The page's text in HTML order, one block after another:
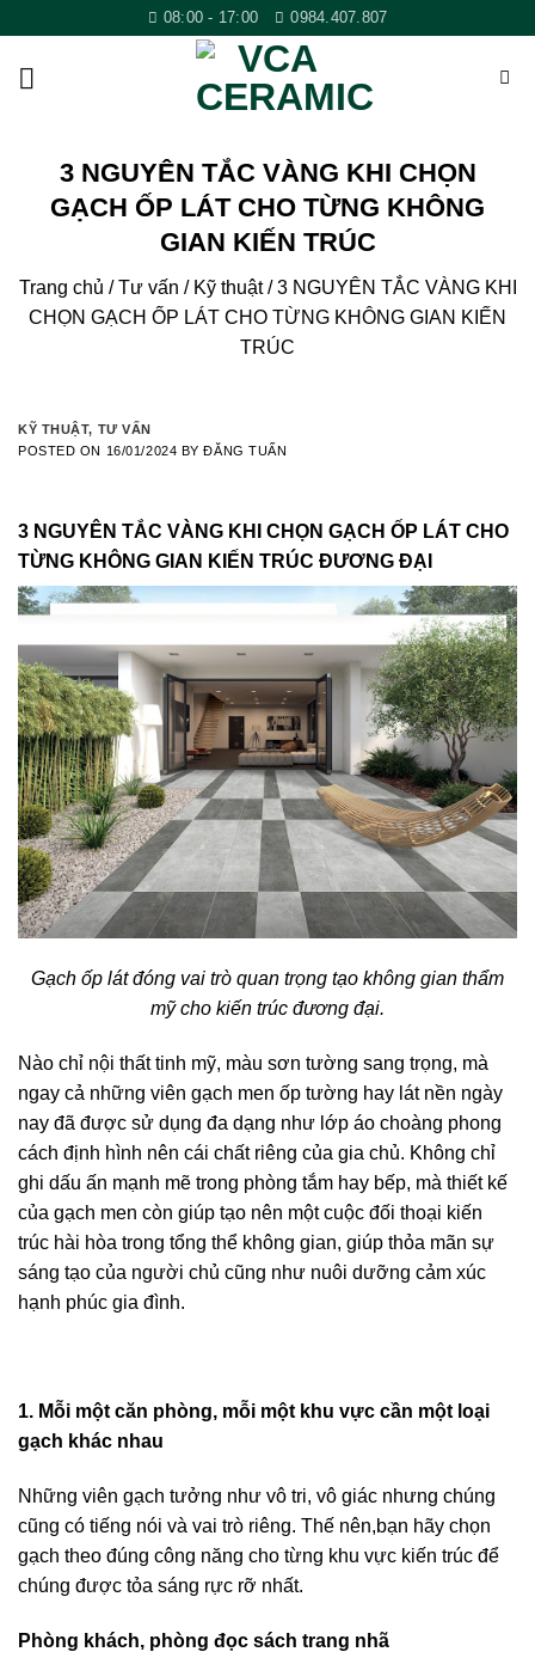
content
08:00 - 17:00 0984.407.807
3 NGUYÊN TẮC VÀNG KHI CHỌN
GẠCH ỐP LÁT CHO TỪNG KHÔNG
GIAN KIẾN TRÚC
Trang chủ /Tư vấn / Kỹ thuật/3 NGUYÊN TẮC VÀNG KHI
CHỌN GẠCH ỐP LÁT CHO TỪNG KHÔNG GIAN KIẾN
TRÚC
KỸ THUẬT, TƯ VẤN
POSTED ON 16/01/2024 BYĐĂNG TUẤN
3 NGUYÊN TẮC VÀNG KHI CHỌN GẠCH ỐP LÁT CHO
TỪNG KHÔNG GIAN KIẾN TRÚC ĐƯƠNG ĐẠI
Gạch ốp lát đóng vai trò quan trọng tạo không gian thẩm
mỹ cho kiến trúc đương đại.
Nào chỉ nội thất tinh mỹ, màu sơn tường sang trọng, mà
ngay cả những viên gạch men ốp tường hay lát nền ngày
nay đã được sử dụng đa dạng như lớp áo choàng phong
cách định hình nên cái chất riêng của gia chủ. Không chỉ
ghi dấu ấn mạnh mẽ trong phòng tắm hay bếp, mà thiết kế
của gạch men còn giúp tạo nên một cuộc đối thoại kiến
trúc hài hòa trong tổng thể không gian, giúp thỏa mãn sự
sáng tạo của người chủ cũng như nuôi dưỡng cảm xúc
hạnh phúc gia đình.
1. Mỗi một căn phòng, mỗi một khu vực cần một loại
gạch khác nhau
Những viên gạch tưởng như vô tri, vô giác nhưng chúng
cũng có tiếng nói và vai trò riêng. Thế nên,bạn hãy chọn
gạch theo đúng công năng cho từng khu vực kiến trúc để
chúng được tỏa sáng rực rỡ nhất.
Phòng khách, phòng đọc sách trang nhã